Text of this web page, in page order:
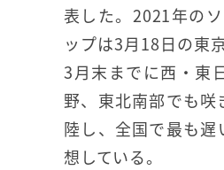
表した。2021年の
ップは3月18日の東
3月末までに西・東
野、東北南部でも
陸し、全国で最も
想している。